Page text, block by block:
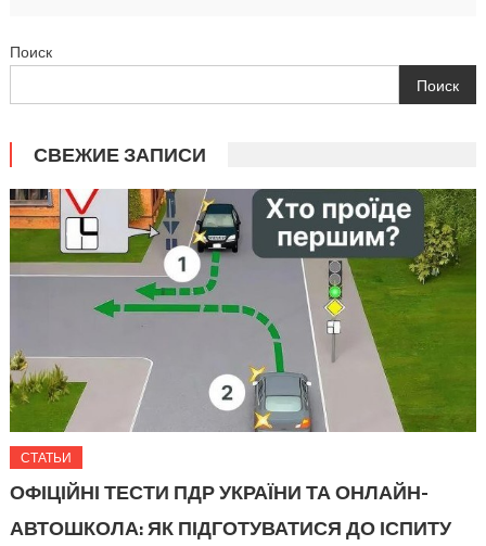
Поиск
Поиск
СВЕЖИЕ ЗАПИСИ
СТАТЬИ
ОФІЦІЙНІ ТЕСТИ ПДР УКРАЇНИ ТА ОНЛАЙН-
АВТОШКОЛА: ЯК ПІДГОТУВАТИСЯ ДО ІСПИТУ